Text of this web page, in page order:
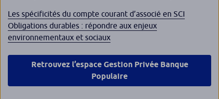
Les spécificités du compte courant d’associé en SCI
Obligations durables : répondre aux enjeux
environnementaux et sociaux
Retrouvez l’espace Gestion Privée Banque
Populaire